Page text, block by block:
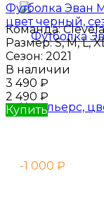
Футболка Эван
цвет черный,
Команда:
Размер:S, M, L,
Сезон: 2021
В наличии
3 490 ₽
2 490 ₽
Купить
-1 000 ₽